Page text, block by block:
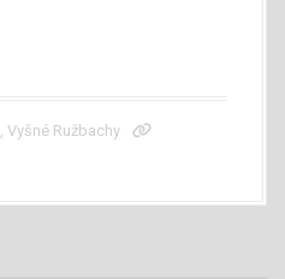
, Vyšné Ružbachy